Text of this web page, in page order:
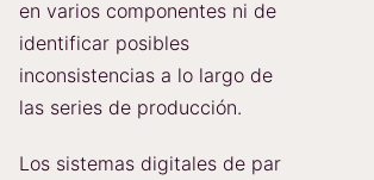
en varios componentes ni de
identificar posibles
inconsistencias a lo largo de
las series de producción.
Los sistemas digitales de par